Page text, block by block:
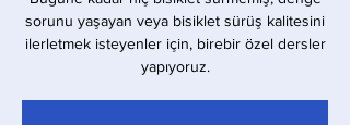
sorunu yaşayan veya bisiklet sürüş kalitesini
ilerletmek isteyenler için, birebir özel dersler
yapıyoruz.